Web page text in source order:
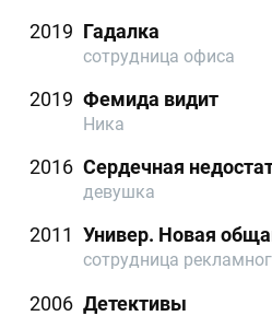
2019 Гадалка
сотрудница офиса
2019 Фемида видит
Ника
2016 Сердечная
девушка
2011 Универ. Новая
сотрудница
2006 Детективы